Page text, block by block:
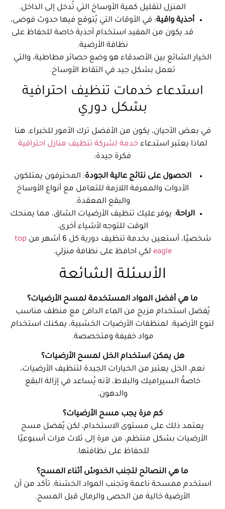
المنزل لتقليل كمية الأوساخ التي تُدخل إلى الداخل.
أحذية واقية: في الأوقات التي يُتوقع فيها حدوث فوضى،
قد يكون من المفيد استخدام أحذية خاصة للحفاظ على
نظافة الأرضية.
الخيار الشائع بين الأصدقاء هو وضع حصائر مطاطية، والتي
تعمل بشكل جيد في التقاط الأوساخ.
استدعاء خدمات تنظيف احترافية
بشكل دوري
في بعض الأحيان، يكون من الأفضل ترك الأمور للخبراء. هنا
لماذا يعتبر استدعاءخدمة لشركة تنظيف منازل احترافية
فكرة جيدة:
الحصول على نتائج عالية الجودة: المحترفون يمتلكون
الأدوات والمعرفة اللازمة للتعامل مع أنواع الأوساخ
والبقع المعقدة.
الراحة: يوفر عليك تنظيف الأرضيات الشاق، مما يمنحك
الوقت للتوجه لأشياء أخرى.
شخصيًا، أستعين بخدمة تنظيف دورية كل 6 أشهر من
top
eagle لكي احافظ على نظافة منزلي.
الأسئلة الشائعة
ما هي أفضل المواد المستخدمة لمسح الأرضيات؟
يُفضل استخدام مزيج من الماء الدافئ مع منظف مناسب
لنوع الأرضية. لمنظفات الأرضيات الخشبية، يمكنك استخدام
مواد خفيفة ومتخصصة.
هل يمكن استخدام الخل لمسح الأرضيات؟
نعم، الخل يعتبر من الخيارات الجيدة لتنظيف الأرضيات،
خاصةً السيراميك والبلاط، لأنه يُساعد في إزالة البقع
والدهون.
كم مرة يجب مسح الأرضيات؟
يعتمد ذلك على مستوى الاستخدام، لكن يُفضل مسح
الأرضيات بشكل منتظم، من مرة إلى ثلاث مرات أسبوعيًا
للحفاظ على نظافتها.
ما هي النصائح لتجنب الخدوش أثناء المسح؟
استخدم ممسحة ناعمة وتجنب المواد الخشنة. تأكد من أن
الأرضية خالية من الحصى والرمال قبل المسح.